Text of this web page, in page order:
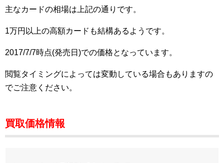
主なカードの相場は上記の通りです。
1万円以上の高額カードも結構あるようです。
2017/7/7時点(発売日)での価格となっています。
閲覧タイミングによっては変動している場合もありますの
でご注意ください。
買取価格情報